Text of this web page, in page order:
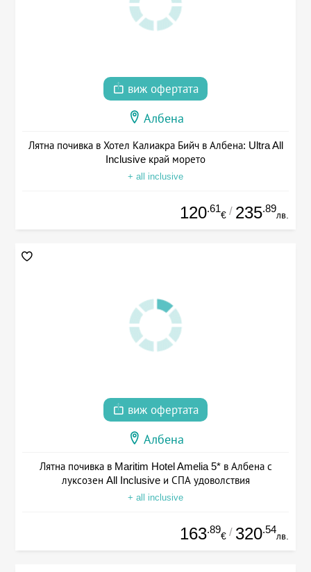
виж офертата
Албена
Лятна почивка в Хотел Калиакра Бийч в Албена: Ultra All
Inclusive край морето
+ all inclusive
120.61
€ / 235.89
лв.
виж офертата
Албена
Лятна почивка в Maritim Hotel Amelia 5* в Албена с
луксозен All Inclusive и СПА удоволствия
+ all inclusive
163.89
€ / 320.54
лв.